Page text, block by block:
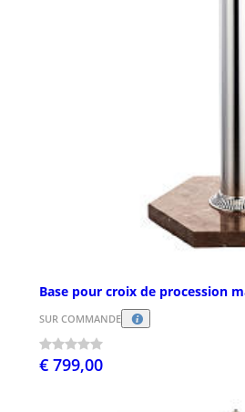
Base pour croix de procession
SUR COMMANDE
€ 799,00